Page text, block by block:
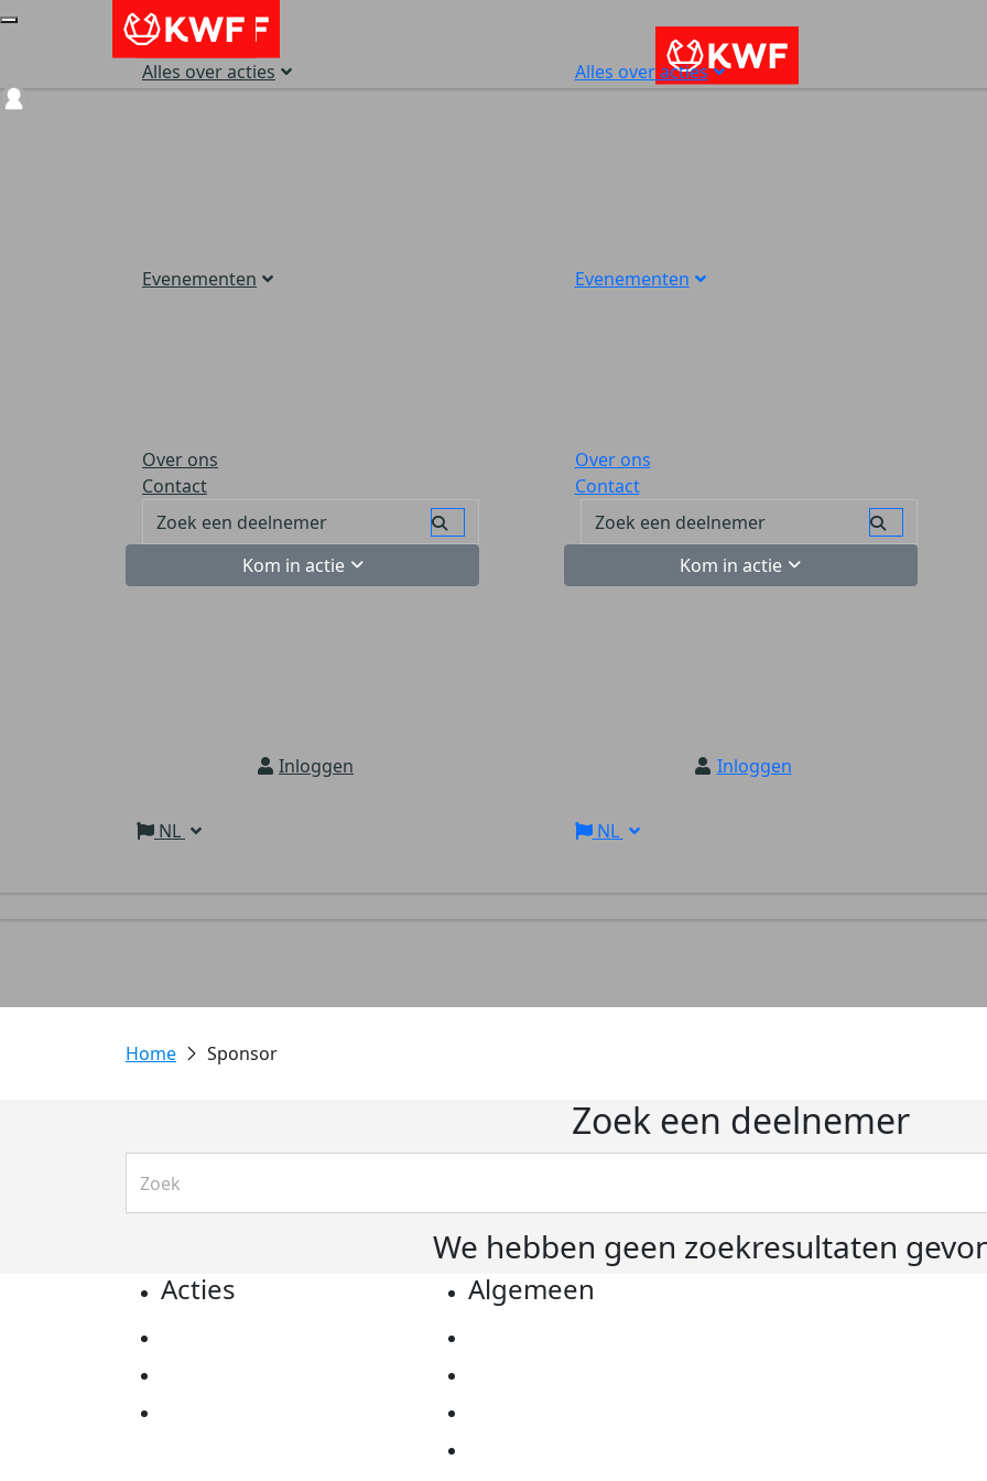
Alles over acties
Evenementen
Over ons
Contact
Kom in actie
Inloggen
NL
Alles over acties
Evenementen
Over ons
Contact
Kom in actie
Inloggen
NL
Sponsor
Zoek een deelnemer
We hebben geen zoekresultaten
Acties Algemeen